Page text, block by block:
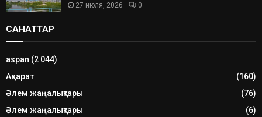
27 июля, 2026 0
САНАТТАР
aspan (2 044)
Ақпарат
(160)
Әлем жаңалықтары
(76)
Әлем жаңалықтары
(6)